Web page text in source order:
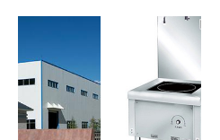
房效能的核
心炊具
者 太原新
崛厨业，专
业打造高效
商用厨房